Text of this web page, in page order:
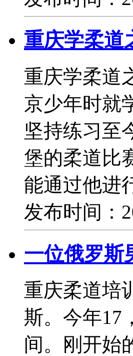
重庆学柔道
重庆学柔道
京少年时就
坚持练习至
堡的柔道比
能通过他进
发布时间：
一位俄罗斯
重庆柔道培
斯。今年17
间。刚开始